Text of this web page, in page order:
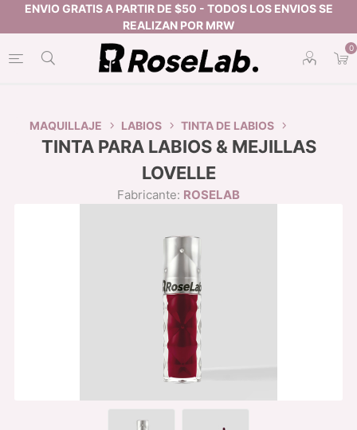
0
MAQUILLAJE LABIOS TINTA DE LABIOS
TINTA PARA LABIOS & MEJILLAS
LOVELLE
Fabricante: ROSELAB